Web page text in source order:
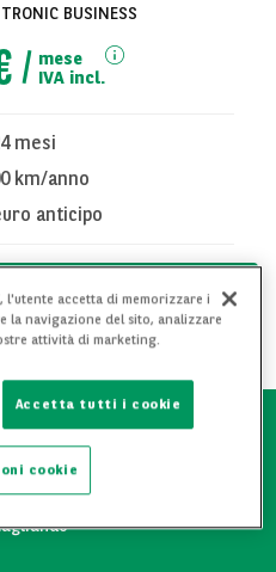
BUSINESS
mese
IVA incl.
mesi
km/anno
anticipo
PREFERITI
l'utente accetta di memorizzare i
la navigazione del sito, analizzare
attività di marketing.
Accetta tutti i cookie
cookie